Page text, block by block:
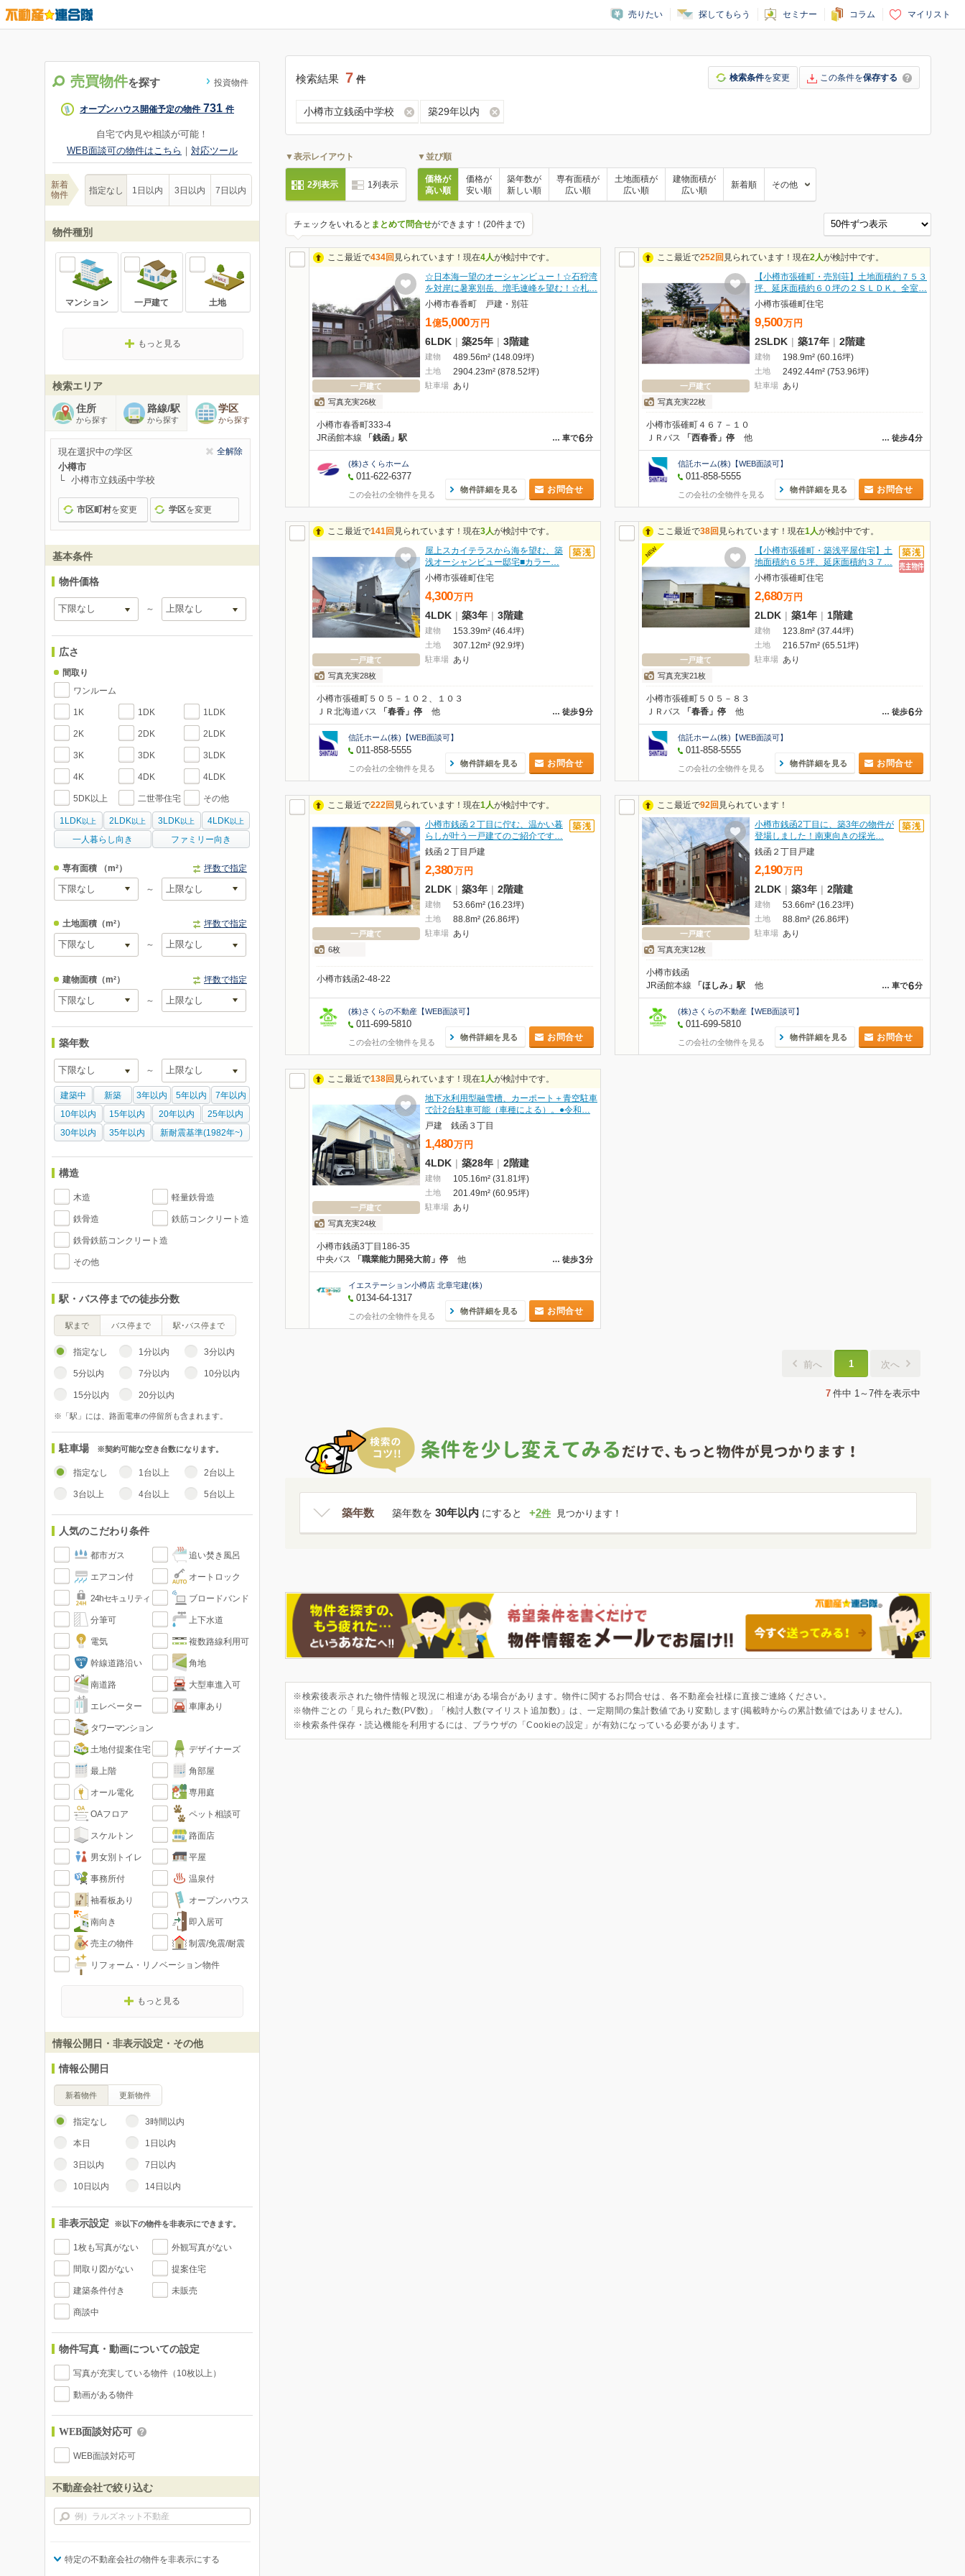
売りたい 探してもらう セミナー コラム マイリスト
売買物件を探す 投資物件
オープンハウス開催予定の物件 731 件
自宅で内見や相談が可能！
WEB面談可の物件はこちら ｜ 対応ツール
新着
物件
指定なし 1日以内 3日以内 7日以内
物件種別
マンション 一戸建て 土地
もっと見る
検索エリア
住所
から探す
路線/駅
から探す
学区
から探す
現在選択中の学区 全解除
小樽市
小樽市立銭函中学校
市区町村を変更 学区を変更
基本条件
物件価格
～
広さ
間取り
ワンルーム
1K 1DK 1LDK
2K 2DK 2LDK
3K 3DK 3LDK
4K 4DK 4LDK
5DK以上 二世帯住宅 その他
1LDK 以上 2LDK 以上 3LDK 以上 4LDK 以上
一人暮らし向き ファミリー向き
専有面積 （m²） 坪数で指定
～
土地面積（m²） 坪数で指定
～
建物面積（m²） 坪数で指定
～
築年数
～
建築中 新築 3年以内 5年以内
7年以内
10年以内
15年以内 20年以内
25年以内
30年以内
35年以内 新耐震基準(1982年~)
構造
木造 軽量鉄骨造
鉄骨造 鉄筋コンクリート造
鉄骨鉄筋コンクリート造
その他
駅・バス停までの徒歩分数
駅まで バス停まで 駅･バス停まで
指定なし 1分以内 3分以内
5分以内 7分以内 10分以内
15分以内 20分以内
※「駅」には、路面電車の停留所も含まれます。
駐車場 ※契約可能な空き台数になります。
指定なし 1台以上 2台以上
3台以上 4台以上 5台以上
人気のこだわり条件
都市ガス 追い焚き風呂
エアコン付 オートロック
24hセキュリティ ブロードバンド
分筆可 上下水道
電気 複数路線利用可
幹線道路沿い 角地
南道路 大型車進入可
エレベーター 車庫あり
タワーマンション
土地付提案住宅 デザイナーズ
最上階 角部屋
オール電化 専用庭
OAフロア ペット相談可
スケルトン 路面店
男女別トイレ 平屋
事務所付 温泉付
袖看板あり オープンハウス
南向き 即入居可
売主の物件 制震/免震/耐震
リフォーム・リノベーション物件
もっと見る
情報公開日・非表示設定・その他
情報公開日
新着物件 更新物件
指定なし 3時間以内
本日 1日以内
3日以内 7日以内
10日以内 14日以内
非表示設定 ※以下の物件を非表示にできます。
1枚も写真がない 外観写真がない
間取り図がない 提案住宅
建築条件付き 未販売
商談中
物件写真・動画についての設定
写真が充実している物件（10枚以上）
動画がある物件
WEB面談対応可
WEB面談対応可
不動産会社で絞り込む
特定の不動産会社の物件を非表示にする
検索結果 7 件 検索条件を変更 この条件を保存する
小樽市立銭函中学校 築29年以内
▼表示レイアウト
2列表示 1列表示
▼並び順
価格が
高い順
価格が
安い順
築年数が
新しい順
専有面積が
広い順
土地面積が
広い順
建物面積が
広い順
新着順 その他
チェックをいれると まとめて問合せができます！(20件まで)
ここ最近で434回 見られています！現在4人が検討中です。
一戸建て
写真充実26枚
☆日本海一望のオーシャンビュー！☆石狩湾
を対岸に暑寒別岳、増毛連峰を望む！☆札…
小樽市春香町 戸建・別荘
1億5,000万 円
6LDK | 築25年 | 3階建
建物 489.56m² (148.09坪)
土地 2904.23m² (878.52坪)
駐車場 あり
小樽市春香町333-4
… 車で6分
JR函館本線 「銭函」駅
(株)さくらホーム
011-622-6377
この会社の全物件を見る
物件詳細を見る お問合せ
ここ最近で252回 見られています！現在2人が検討中です。
一戸建て
写真充実22枚
【小樽市張碓町・売別荘】土地面積約７５３
坪、延床面積約６０坪の２ＳＬＤＫ。全室…
小樽市張碓町住宅
9,500万 円
2SLDK | 築17年 | 2階建
建物 198.9m² (60.16坪)
土地 2492.44m² (753.96坪)
駐車場 あり
小樽市張碓町４６７－１０
… 徒歩4分
ＪＲバス 「西春香」停 他
信託ホーム(株)【WEB面談可】
011-858-5555
この会社の全物件を見る
物件詳細を見る お問合せ
ここ最近で141回 見られています！現在3人が検討中です。
一戸建て
写真充実28枚
屋上スカイテラスから海を望む、築
浅オーシャンビュー邸宅■カラー…
小樽市張碓町住宅
4,300万 円
4LDK | 築3年 | 3階建
建物 153.39m² (46.4坪)
土地 307.12m² (92.9坪)
駐車場 あり
小樽市張碓町５０５－１０２、１０３
… 徒歩9分
ＪＲ北海道バス 「春香」停 他
信託ホーム(株)【WEB面談可】
011-858-5555
この会社の全物件を見る
物件詳細を見る お問合せ
ここ最近で38回 見られています！現在1人が検討中です。
NEW
一戸建て
写真充実21枚
【小樽市張碓町・築浅平屋住宅】土
地面積約６５坪、延床面積約３７…
小樽市張碓町住宅
2,680万 円
2LDK | 築1年 | 1階建
建物 123.8m² (37.44坪)
土地 216.57m² (65.51坪)
駐車場 あり
小樽市張碓町５０５－８３
… 徒歩6分
ＪＲバス 「春香」停 他
信託ホーム(株)【WEB面談可】
011-858-5555
この会社の全物件を見る
物件詳細を見る お問合せ
ここ最近で222回 見られています！現在1人が検討中です。
一戸建て
6枚
小樽市銭函２丁⽬に佇む、温かい暮
らしが叶う一戸建てのご紹介です…
銭函２丁⽬⼾建
2,380万 円
2LDK | 築3年 | 2階建
建物 53.66m² (16.23坪)
土地 88.8m² (26.86坪)
駐車場 あり
小樽市銭函2-48-22
(株)さくらの不動産【WEB面談可】
011-699-5810
この会社の全物件を見る
物件詳細を見る お問合せ
ここ最近で92回 見られています！
一戸建て
写真充実12枚
小樽市銭函2丁目に、築3年の物件が
登場しました！南東向きの採光…
銭函２丁目戸建
2,190万 円
2LDK | 築3年 | 2階建
建物 53.66m² (16.23坪)
土地 88.8m² (26.86坪)
駐車場 あり
小樽市銭函
… 車で6分
JR函館本線 「ほしみ」駅 他
(株)さくらの不動産【WEB面談可】
011-699-5810
この会社の全物件を見る
物件詳細を見る お問合せ
ここ最近で138回 見られています！現在1人が検討中です。
一戸建て
写真充実24枚
地下水利用型融雪槽、カーポート＋青空駐車
で計2台駐車可能（車種による）。●令和…
戸建 銭函３丁目
1,480万 円
4LDK | 築28年 | 2階建
建物 105.16m² (31.81坪)
土地 201.49m² (60.95坪)
駐車場 あり
小樽市銭函3丁目186-35
… 徒歩3分
中央バス 「職業能力開発大前」停 他
イエステーション小樽店 北章宅建(株)
0134-64-1317
この会社の全物件を見る
物件詳細を見る お問合せ
前へ 1 次へ
7 件中 1～7件を表示中
築年数 +2件 見つかります！
築年数を 30年以内 にすると
※検索後表示された物件情報と現況に相違がある場合があります。物件に関するお問合せは、各不動産会社様に直接ご連絡ください。
※物件ごとの「見られた数(PV数)」「検討人数(マイリスト追加数)」は、一定期間の集計数値であり変動します(掲載時からの累計数値ではありません)。
※検索条件保存・読込機能を利用するには、ブラウザの「Cookieの設定」が有効になっている必要があります。